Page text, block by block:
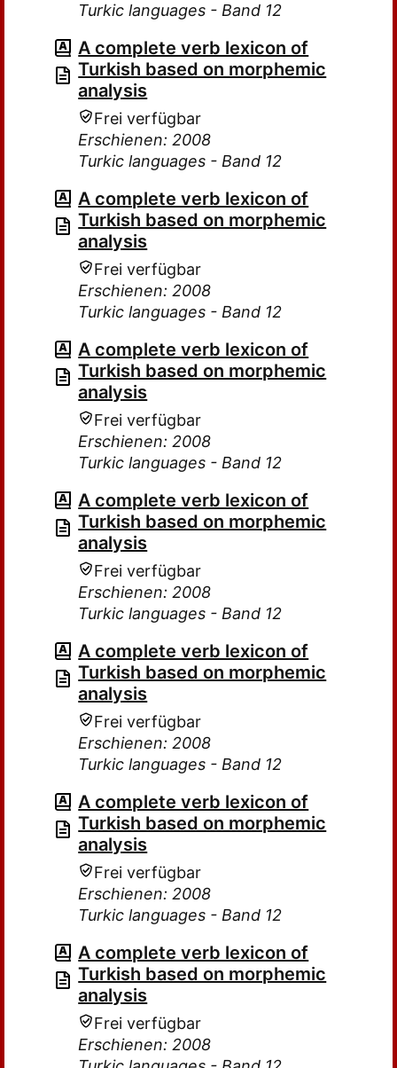
Turkic languages - Band 12
A complete verb lexicon of
Turkish based on morphemic
analysis
Frei verfügbar
Erschienen: 2008
Turkic languages - Band 12
A complete verb lexicon of
Turkish based on morphemic
analysis
Frei verfügbar
Erschienen: 2008
Turkic languages - Band 12
A complete verb lexicon of
Turkish based on morphemic
analysis
Frei verfügbar
Erschienen: 2008
Turkic languages - Band 12
A complete verb lexicon of
Turkish based on morphemic
analysis
Frei verfügbar
Erschienen: 2008
Turkic languages - Band 12
A complete verb lexicon of
Turkish based on morphemic
analysis
Frei verfügbar
Erschienen: 2008
Turkic languages - Band 12
A complete verb lexicon of
Turkish based on morphemic
analysis
Frei verfügbar
Erschienen: 2008
Turkic languages - Band 12
A complete verb lexicon of
Turkish based on morphemic
analysis
Frei verfügbar
Erschienen: 2008